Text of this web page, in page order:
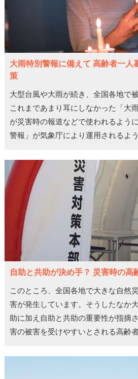
大雨特別警報に備えて 高齢者一人
策
大型台風や大雨が続き、全国各地で
これまであまり耳にしなかった「大
が災害時の報道などで使われるよう
警報」が気象庁により運用されるよ
自助と共助が決め手？ 災害時の高
このところ、全国各地で大きな自然
害が発生しています。そうしたなか
助に加え自助と共助の重要性が指摘
害の被害を受けやすいとされる高齢